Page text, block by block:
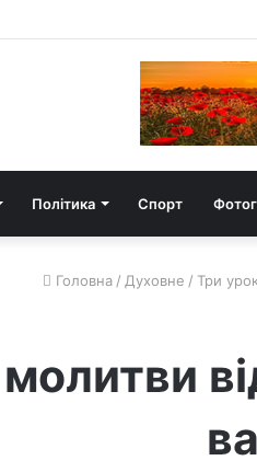
Політика Спорт
Головна / Духовне / Три